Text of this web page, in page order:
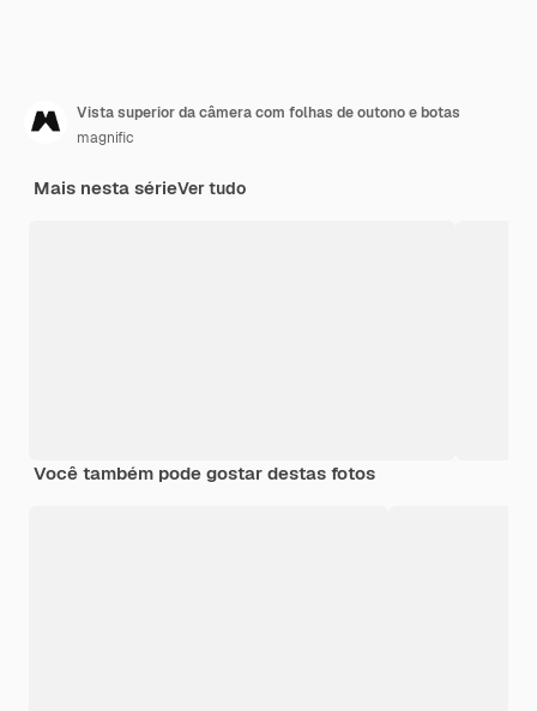
Vista superior da câmera com folhas de outono e botas
magnific
Mais nesta sérieVer tudo
Você também pode gostar destas fotos